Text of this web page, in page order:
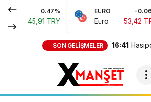
0.47%
45,91 TRY
EURO -0.06%
Euro 53,42 TRY
SON GELIŞMELER 16:41